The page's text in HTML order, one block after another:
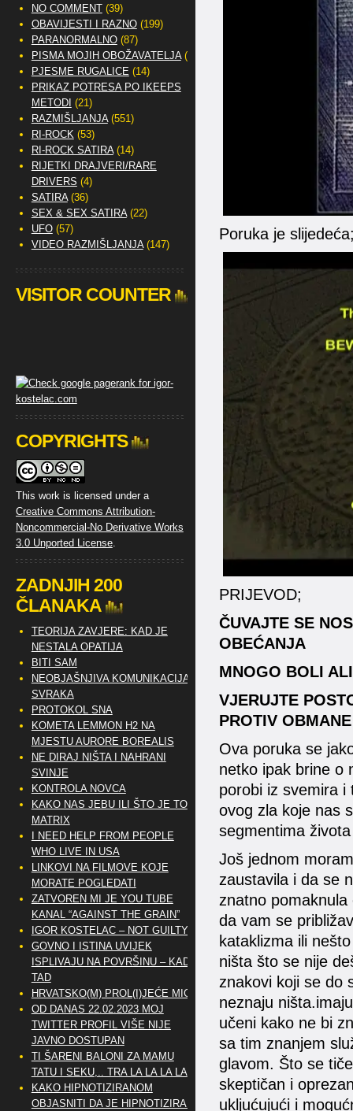
Poruka je
PRIJEVOD;
ČUVAJTE SE
OBEĆANJA
MNOGO BOLI
VJERUJTE
PROTIV OBMANE
Ova poruka se
netko ipak brine
porobi iz svemira i
ovog zla koje nas
segmentima
Još jednom
zaustavila i da se
znatno
da vam se
kataklizma ili
ništa što se nije
znakovi koji se do
neznaju
učeni kako ne bi
sa tim znanjem
glavom. Što se
skeptičan i
ukljućujući i
NO COMMENT(39)
OBAVIJESTI I RAZNO(199)
PARANORMALNO(87)
PISMA MOJIH OBOŽAVATELJA(2)
PJESME RUGALICE (14)
PRIKAZ POTRESA PO IKEEPS
METODI (21)
RAZMIŠLJANJA(551)
RI-ROCK(53)
RI-ROCK SATIRA(14)
RIJETKI DRAJVERI/RARE
DRIVERS (4)
SATIRA(36)
SEX & SEX SATIRA(22)
UFO(57)
VIDEO RAZMIŠLJANJA(147)
VISITOR COUNTER
COPYRIGHTS
This work is licensed under a
Creative Commons Attribution-
Noncommercial-No Derivative Works
3.0 Unported License.
ZADNJIH 200
ČLANAKA
TEORIJA ZAVJERE: KAD JE
NESTALA OPATIJA
BITI SAM
NEOBJAŠNJIVA KOMUNIKACIJA
SVRAKA
PROTOKOL SNA
KOMETA LEMMON H2 NA
MJESTU AURORE BOREALIS
NE DIRAJ NIŠTA I NAHRANI
SVINJE
KONTROLA NOVCA
KAKO NAS JEBU ILI ŠTO JE TO
MATRIX
I NEED HELP FROM PEOPLE
WHO LIVE IN USA
LINKOVI NA FILMOVE KOJE
MORATE POGLEDATI
ZATVOREN MI JE YOU TUBE
KANAL “AGAINST THE GRAIN”
IGOR KOSTELAC – NOT GUILTY
GOVNO I ISTINA UVIJEK
ISPLIVAJU NA POVRŠINU – KAD
TAD
HRVATSKO(M) PROL(I)JEĆE MIG
OD DANAS 22.02.2023 MOJ
TWITTER PROFIL VIŠE NIJE
JAVNO DOSTUPAN
TI ŠARENI BALONI ZA MAMU
TATU I SEKU,.. TRA LA LA LA LA
KAKO HIPNOTIZIRANOM
OBJASNITI DA JE HIPNOTIZIRAN